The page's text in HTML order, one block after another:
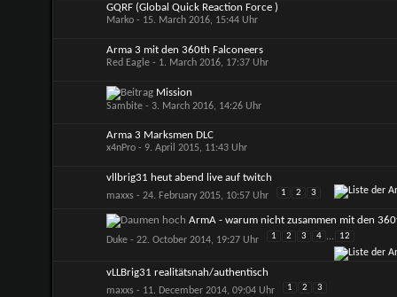
GQRF (Global Quick Reaction Force )
Marko- 15. March 2016, 15:44 Uhr
Arma 3 mit den 360th Falconeers
Red Eagle- 1. March 2016, 17:37 Uhr
Mission
Sambite- 3. March 2016, 14:26 Uhr
Arma 3 Marksmen DLC
x4nPro- 9. April 2015, 11:43 Uhr
vllbrig31 heut abend live auf twitch
maxxs- 24. February 2015, 10:57 Uhr 1 2 3
ArmA - warum nicht zusammen mit den
Duke- 22. October 2014, 19:27 Uhr 1 2 3 4 ... 12
vLLBrig31 realitätsnah/authentisch
maxxs- 11. December 2014, 09:04 Uhr 1 2 3